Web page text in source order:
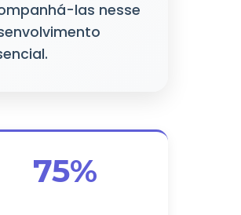
las nesse
75%